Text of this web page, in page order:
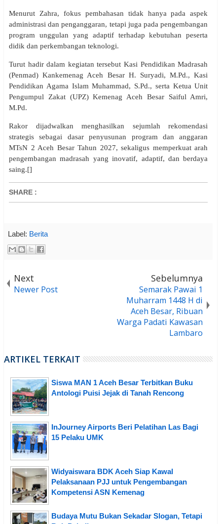
Menurut Zahra, fokus pembahasan tidak hanya pada aspek
administrasi dan penganggaran, tetapi juga pada pengembangan
program unggulan yang adaptif terhadap kebutuhan peserta
didik dan perkembangan teknologi.
Turut hadir dalam kegiatan tersebut Kasi Pendidikan Madrasah
(Penmad) Kankemenag Aceh Besar H. Suryadi, M.Pd., Kasi
Pendidikan Agama Islam Muhammad, S.Pd., serta Ketua Unit
Pengumpul Zakat (UPZ) Kemenag Aceh Besar Saiful Amri,
M.Pd.
Rakor dijadwalkan menghasilkan sejumlah rekomendasi
strategis sebagai dasar penyusunan program dan anggaran
MTsN 2 Aceh Besar Tahun 2027, sekaligus memperkuat arah
pengembangan madrasah yang inovatif, adaptif, dan berdaya
saing.[]
SHARE :
Label: Berita
Next
Newer Post
Sebelumnya
Semarak Pawai 1
Muharram 1448 H di
Aceh Besar, Ribuan
Warga Padati Kawasan
Lambaro
ARTIKEL TERKAIT
Siswa MAN 1 Aceh Besar Terbitkan Buku
Antologi Puisi Jejak di Tanah Rencong
InJourney Airports Beri Pelatihan Las Bagi
15 Pelaku UMK
Widyaiswara BDK Aceh Siap Kawal
Pelaksanaan PJJ untuk Pengembangan
Kompetensi ASN Kemenag
Budaya Mutu Bukan Sekadar Slogan, Tetapi